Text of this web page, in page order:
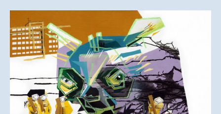
und
Wissenschaft